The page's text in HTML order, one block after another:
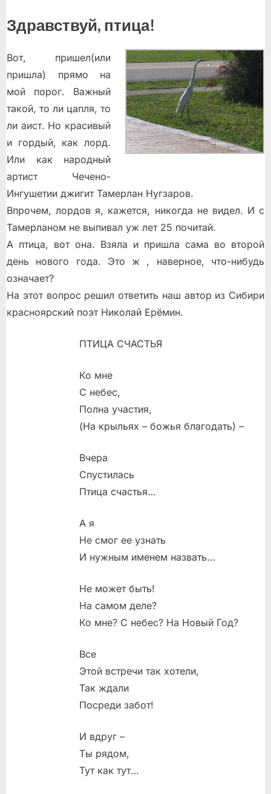
Здравствуй, птица!
Вот, пришел(или
пришла) прямо на
мой порог. Важный
такой, то ли цапля, то
ли аист. Но красивый
и гордый, как лорд.
Или как народный
артист Чечено-
Ингушетии джигит Тамерлан Нугзаров.
Впрочем, лордов я, кажется, никогда не видел. И с
Тамерланом не выпивал уж лет 25 почитай.
А птица, вот она. Взяла и пришла сама во второй
день нового года. Это ж , наверное, что-нибудь
означает?
На этот вопрос решил ответить наш автор из Сибири
красноярский поэт Николай Ерёмин.
ПТИЦА СЧАСТЬЯ
Ко мне
С небес,
Полна участия,
(На крыльях – божья благодать) –
Вчера
Спустилась
Птица счастья…
А я
Не смог ее узнать
И нужным именем назвать…
Не может быть!
На самом деле?
Ко мне? С небес? На Новый Год?
Все
Этой встречи так хотели,
Так ждали
Посреди забот!
И вдруг –
Ты рядом,
Тут как тут…